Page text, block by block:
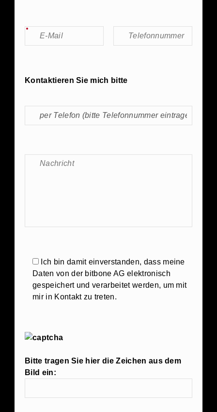
Kontaktieren Sie mich bitte
Ich bin damit einverstanden, dass meine
Daten von der bitbone AG elektronisch
gespeichert und verarbeitet werden, um mit
mir in Kontakt zu treten.
Bitte tragen Sie hier die Zeichen aus dem
Bild ein: